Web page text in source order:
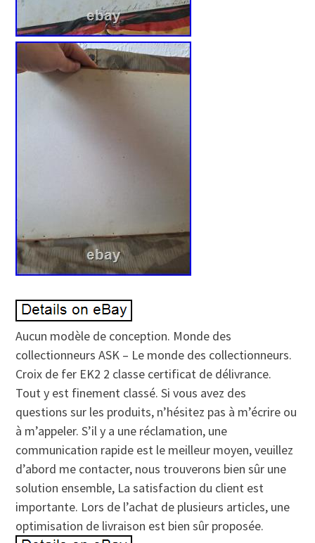
Aucun modèle de conception. Monde des
collectionneurs ASK – Le monde des collectionneurs.
Croix de fer EK2 2 classe certificat de délivrance.
Tout y est finement classé. Si vous avez des
questions sur les produits, n’hésitez pas à m’écrire ou
à m’appeler. S’il y a une réclamation, une
communication rapide est le meilleur moyen, veuillez
d’abord me contacter, nous trouverons bien sûr une
solution ensemble, La satisfaction du client est
importante. Lors de l’achat de plusieurs articles, une
optimisation de livraison est bien sûr proposée.